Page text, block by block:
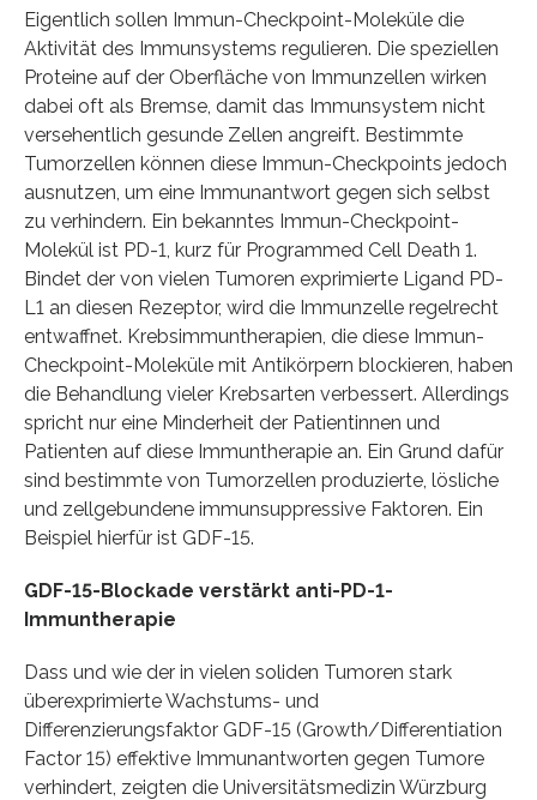
Eigentlich sollen Immun-Checkpoint-Moleküle die
Aktivität des Immunsystems regulieren. Die speziellen
Proteine auf der Oberfläche von Immunzellen wirken
dabei oft als Bremse, damit das Immunsystem nicht
versehentlich gesunde Zellen angreift. Bestimmte
Tumorzellen können diese Immun-Checkpoints jedoch
ausnutzen, um eine Immunantwort gegen sich selbst
zu verhindern. Ein bekanntes Immun-Checkpoint-
Molekül ist PD-1, kurz für Programmed Cell Death 1.
Bindet der von vielen Tumoren exprimierte Ligand PD-
L1 an diesen Rezeptor, wird die Immunzelle regelrecht
entwaffnet. Krebsimmuntherapien, die diese Immun-
Checkpoint-Moleküle mit Antikörpern blockieren, haben
die Behandlung vieler Krebsarten verbessert. Allerdings
spricht nur eine Minderheit der Patientinnen und
Patienten auf diese Immuntherapie an. Ein Grund dafür
sind bestimmte von Tumorzellen produzierte, lösliche
und zellgebundene immunsuppressive Faktoren. Ein
Beispiel hierfür ist GDF-15.
GDF-15-Blockade verstärkt anti-PD-1-
Immuntherapie
Dass und wie der in vielen soliden Tumoren stark
überexprimierte Wachstums- und
Differenzierungsfaktor GDF-15 (Growth/Differentiation
Factor 15) effektive Immunantworten gegen Tumore
verhindert, zeigten die Universitätsmedizin Würzburg